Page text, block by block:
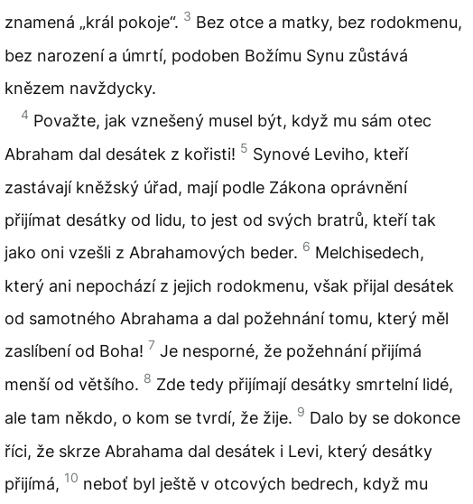
znamená „král pokoje“. 3 Bez otce a matky, bez rodokmenu,
bez narození a úmrtí, podoben Božímu Synu zůstává
knězem navždycky.
4 Považte, jak vznešený musel být, když mu sám otec
Abraham dal desátek z kořisti! 5 Synové Leviho, kteří
zastávají kněžský úřad, mají podle Zákona oprávnění
přijímat desátky od lidu, to jest od svých bratrů, kteří tak
jako oni vzešli z Abrahamových beder. 6 Melchisedech,
který ani nepochází z jejich rodokmenu, však přijal desátek
od samotného Abrahama a dal požehnání tomu, který měl
zaslíbení od Boha! 7 Je nesporné, že požehnání přijímá
menší od většího. 8 Zde tedy přijímají desátky smrtelní lidé,
ale tam někdo, o kom se tvrdí, že žije. 9 Dalo by se dokonce
říci, že skrze Abrahama dal desátek i Levi, který desátky
přijímá, 10 neboť byl ještě v otcových bedrech, když mu